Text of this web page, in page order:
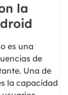
la
es una
de
Una de
la capacidad